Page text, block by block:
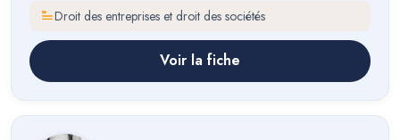
Droit des entreprises et droit des sociétés
Voir la fiche